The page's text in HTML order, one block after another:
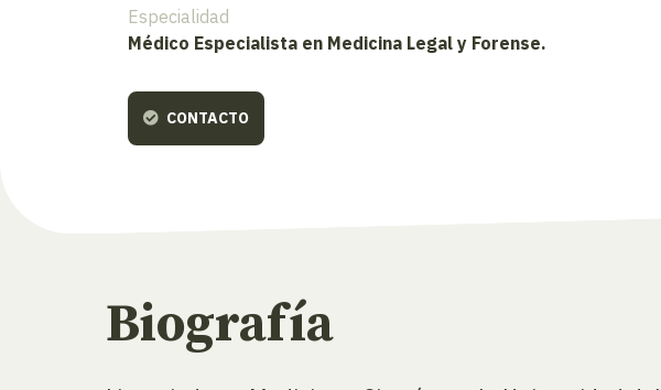
Especialidad
Médico Especialista en Medicina Legal y Forense.
CONTACTO
Biografía